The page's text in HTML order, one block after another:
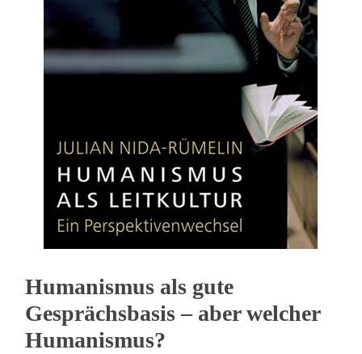
Humanismus als gute
Gesprächsbasis – aber welcher
Humanismus?